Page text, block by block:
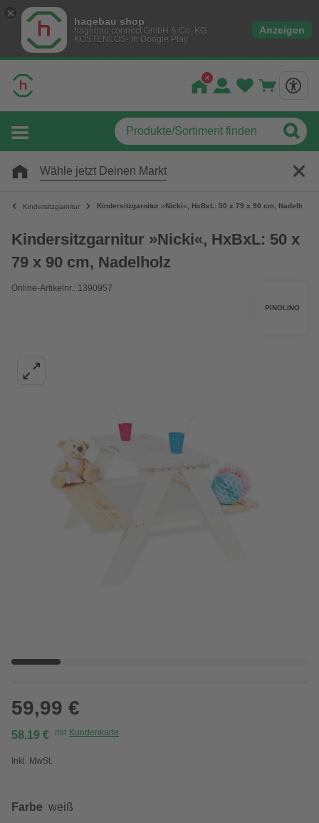
hagebau shop
hagebau connect GmbH & Co. KG
KOSTENLOS- In Google Play
Anzeigen
Wähle jetzt Deinen Markt
Kindersitzgarnitur Kindersitzgarnitur »Nicki«, HxBxL: 50 x 79 x 90 cm, Nadelholz
Kindersitzgarnitur »Nicki«, HxBxL: 50 x
79 x 90 cm, Nadelholz
Online-Artikelnr.: 1390957
PINOLINO
59,99 €
58,19 € mit Kundenkarte
Inkl. MwSt.
Farbe weiß